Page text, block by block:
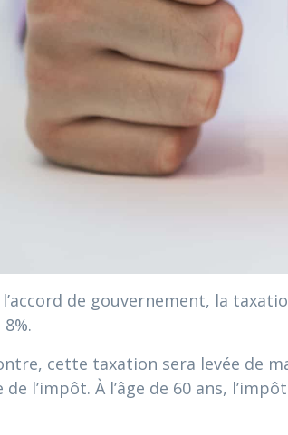
l’accord de gouvernement, la
8%.
cette taxation sera levée de
de l’impôt. À l’âge de 60 ans,